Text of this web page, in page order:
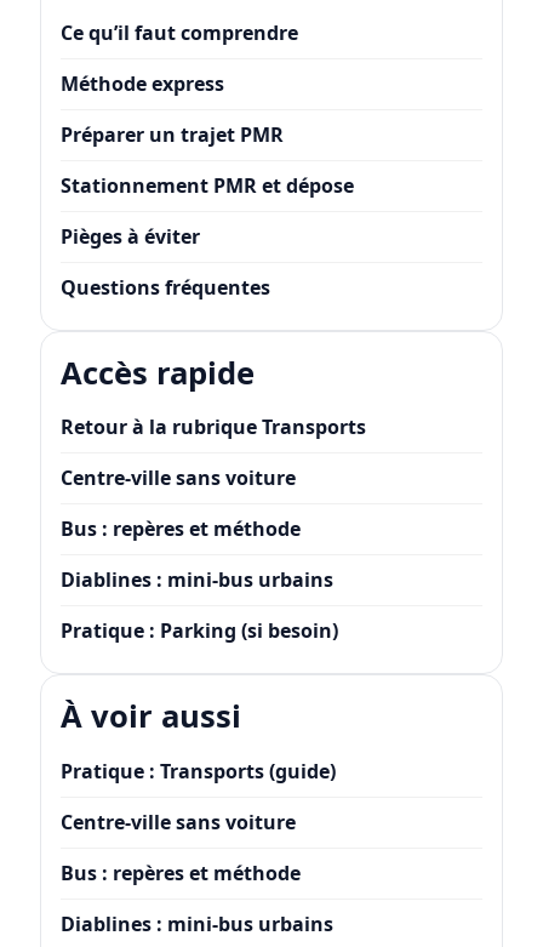
Ce qu’il faut comprendre
Méthode express
Préparer un trajet PMR
Stationnement PMR et dépose
Pièges à éviter
Questions fréquentes
Accès rapide
Retour à la rubrique Transports
Centre-ville sans voiture
Bus : repères et méthode
Diablines : mini-bus urbains
Pratique : Parking (si besoin)
À voir aussi
Pratique : Transports (guide)
Centre-ville sans voiture
Bus : repères et méthode
Diablines : mini-bus urbains